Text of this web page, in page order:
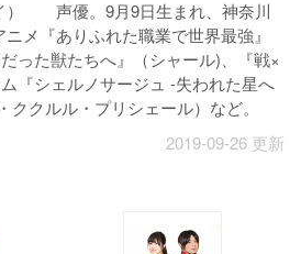
） 声優。9月9日生まれ、神奈川
メ『ありふれた職業で世界最強』
った獣たちへ』（シャール)、『戦×
『シェルノサージュ -失われた星へ
クルル・プリシェール）など。
2019-09-26 更新